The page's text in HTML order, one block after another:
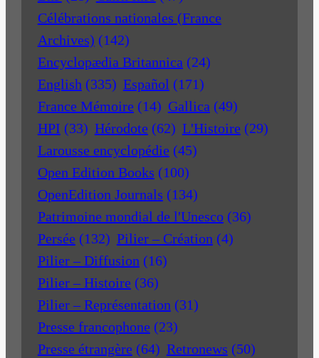
Célébrations nationales (France
Archives) (142)
Encyclopædia Britannica (24)
English (335) Español (171)
France Mémoire (14) Gallica (49)
HPI (33) Hérodote (62) L'Histoire (29)
Larousse encyclopédie (45)
Open Edition Books (100)
OpenEdition Journals (134)
Patrimoine mondial de l'Unesco (36)
Persée (132) Pilier – Création (4)
Pilier – Diffusion (16)
Pilier – Histoire (36)
Pilier – Représentation (31)
Presse francophone (23)
Presse étrangère (64) Retronews (50)